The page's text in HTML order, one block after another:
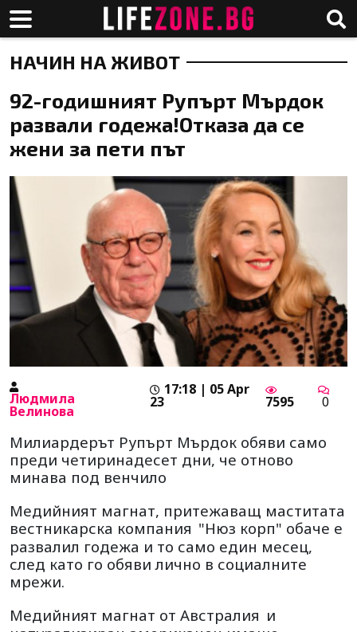
НАЧИН НА ЖИВОТ
92-годишният Рупърт Мърдок
развали годежа!Отказа да се
жени за пети път
Людмила
Велинова
17:18 | 05 Apr
23 7595 0
Милиардерът Рупърт Мърдок обяви само
преди четиринадесет дни, че отново
минава под венчило
Медийният магнат, притежаващ маститата
вестникарска компания "Нюз корп" обаче е
развалил годежа и то само един месец,
след като го обяви лично в социалните
мрежи.
Медийният магнат от Австралия и